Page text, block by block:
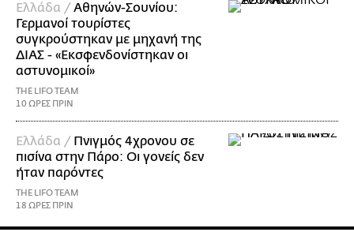
Ελλάδα /Αθηνών-Σουνίου:
Γερμανοί τουρίστες
συγκρούστηκαν με μηχανή της
ΔΙΑΣ - «Εκσφενδονίστηκαν οι
αστυνομικοί»
THE LIFO TEAM
10 ΩΡΕΣ ΠΡΙΝ
Ελλάδα / Πνιγμός 4χρονου σε
πισίνα στην Πάρο: Οι γονείς δεν
ήταν παρόντες
THE LIFO TEAM
18 ΩΡΕΣ ΠΡΙΝ